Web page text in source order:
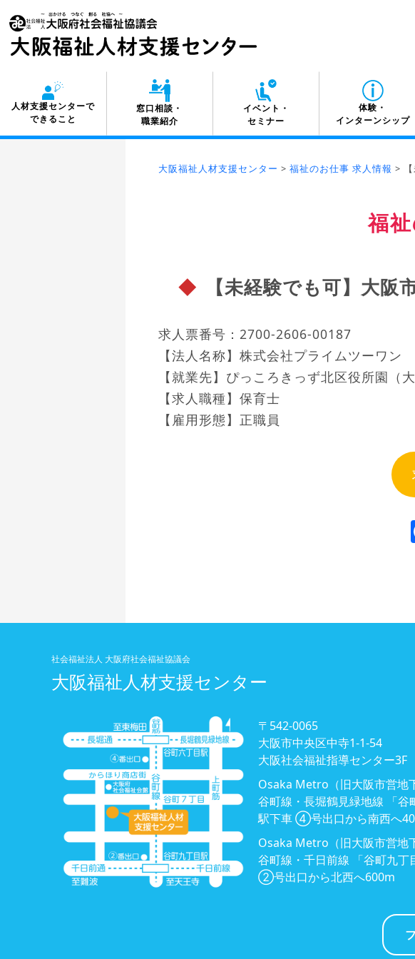
人材支援センターで
できること
窓口相談・
職業紹介
イベント・
セミナー
体験・
インターンシップ
大阪福祉人材支援センター > 福祉のお仕事 求人情報 >
福
◆ 【未経験でも可】大
求人票番号： 2700-2606-00187
【法人名称】 株式会社プライムツーワン
【就業先】 ぴっころきっず北区役所園（大
【求人職種】 保育士
【雇用形態】 正職員
社会福祉法人 大阪府社会福祉協議会
大阪福祉人材支援センター
〒542-0065
大阪市中央区中寺1-1-54
大阪社会福祉指導センター3F
Osaka Metro（旧大阪市営地
谷町線・長堀鶴見緑地線 「谷
駅下車 ④号出口から南西へ
Osaka Metro（旧大阪市営地
谷町線・千日前線 「谷町九丁
②号出口から北西へ600m